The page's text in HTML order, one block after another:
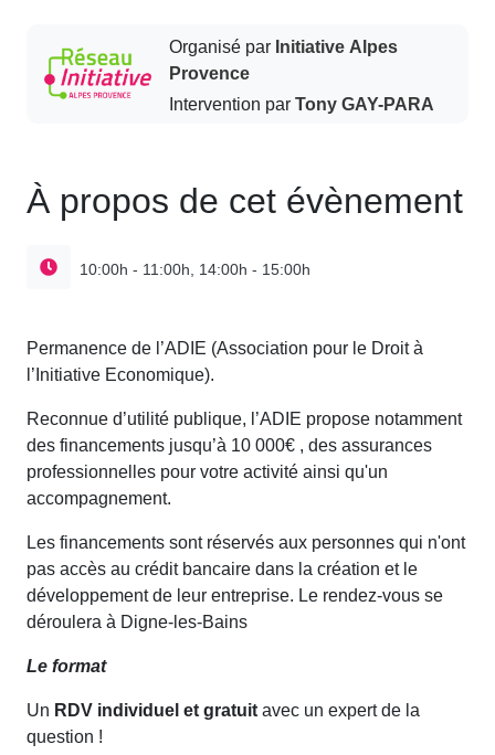
Organisé parInitiative Alpes
Provence
Intervention parTony GAY-PARA
À propos de cet évènement
10:00h - 11:00h, 14:00h - 15:00h
Permanence de l’ADIE (Association pour le Droit à
l’Initiative Economique).
Reconnue d’utilité publique, l’ADIE propose notamment
des financements jusqu’à 10 000€ , des assurances
professionnelles pour votre activité ainsi qu'un
accompagnement.
Les financements sont réservés aux personnes qui n'ont
pas accès au crédit bancaire dans la création et le
développement de leur entreprise. Le rendez-vous se
déroulera à Digne-les-Bains
Le format
UnRDV individuel et gratuitavec un expert de la
question !